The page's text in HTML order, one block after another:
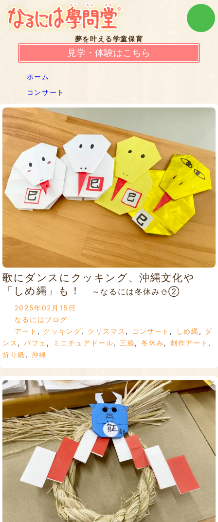
夢を叶える学童保育
見学・体験はこちら
ホーム
コンサート
歌にダンスにクッキング、沖縄文化や
「しめ縄」も！
～なるには冬休み⛄②
2025年02月15日
なるにはブログ
アート , クッキング, クリスマス , コンサート , しめ縄 , ダ
ンス ,パフェ , ミニチュアドール, 三線,冬休み , 創作アート ,
折り紙, 沖縄